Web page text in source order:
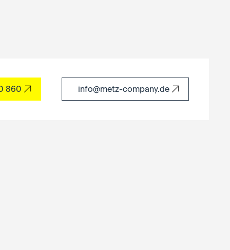
860 info@metz-company.de